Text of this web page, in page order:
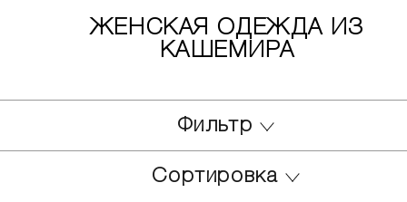
ЖЕНСКАЯ ОДЕЖДА ИЗ
КАШЕМИРА
Фильтр
Сортировка